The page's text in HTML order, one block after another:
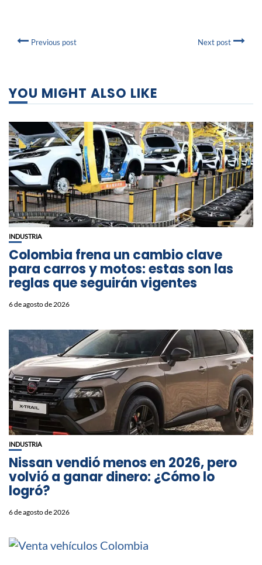
Previous post Next post
YOU MIGHT ALSO LIKE
INDUSTRIA
Colombia frena un cambio clave
para carros y motos: estas son las
reglas que seguirán vigentes
6 de agosto de 2026
INDUSTRIA
Nissan vendió menos en 2026, pero
volvió a ganar dinero: ¿Cómo lo
logró?
6 de agosto de 2026